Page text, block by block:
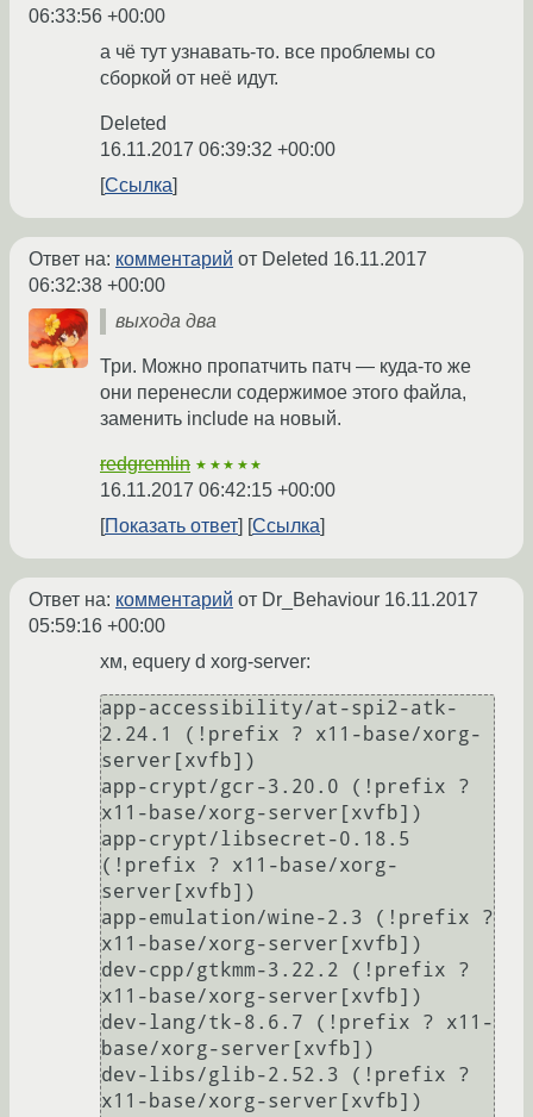
06:33:56 +00:00
а чё тут узнавать-то. все проблемы со
сборкой от неё идут.
Deleted
16.11.2017 06:39:32 +00:00
Ссылка
Ответ на: комментарий от Deleted 16.11.2017
06:32:38 +00:00
выхода два
Три. Можно пропатчить патч — куда-то же
они перенесли содержимое этого файла,
заменить include на новый.
redgremlin ★★★★★
16.11.2017 06:42:15 +00:00
Показать ответ
Ссылка
Ответ на: комментарий от Dr_Behaviour 16.11.2017
05:59:16 +00:00
хм, equery d xorg-server:
app-accessibility/at-spi2-atk-
2.24.1 (!prefix ? x11-base/xorg-
server[xvfb])
app-crypt/gcr-3.20.0 (!prefix ?
x11-base/xorg-server[xvfb])
app-crypt/libsecret-0.18.5
(!prefix ? x11-base/xorg-
server[xvfb])
app-emulation/wine-2.3 (!prefix ?
x11-base/xorg-server[xvfb])
dev-cpp/gtkmm-3.22.2 (!prefix ?
x11-base/xorg-server[xvfb])
dev-lang/tk-8.6.7 (!prefix ? x11-
base/xorg-server[xvfb])
dev-libs/glib-2.52.3 (!prefix ?
x11-base/xorg-server[xvfb])